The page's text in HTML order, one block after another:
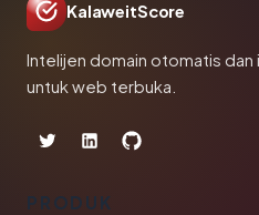
KalaweitScore
Intelijen domain otomatis
untuk web terbuka.
PRODUK